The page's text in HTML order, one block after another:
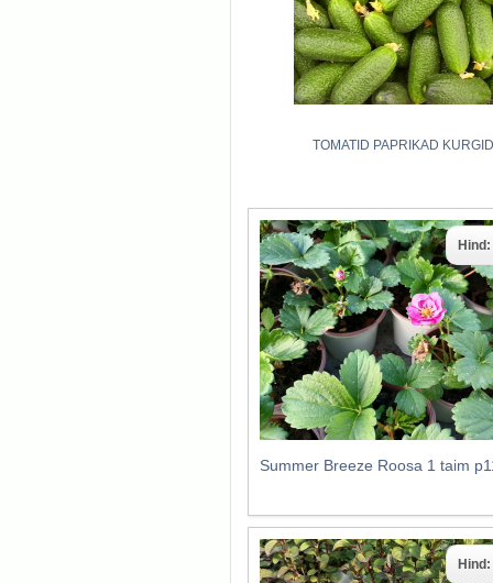
TOMATID PAPRIKAD KURGID
Summer Breeze Roosa 1 taim
Hind:
Hind: